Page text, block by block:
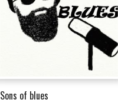
Sons of blues